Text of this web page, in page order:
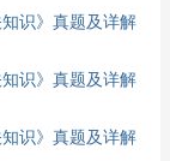
识》真题及详解
识》真题及详解
识》真题及详解